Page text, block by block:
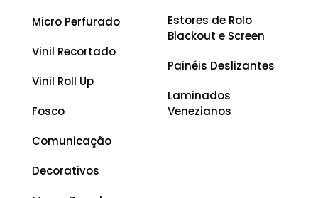
Micro Perfurado
Vinil Recortado
Vinil Roll Up
Fosco
Comunicação
Decorativos
Estores de Rolo
Blackout e Screen
Painéis Deslizantes
Laminados
Venezianos